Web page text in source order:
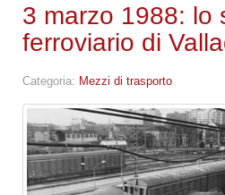
3 marzo 1988: lo
ferroviario di
Categoria: Mezzi di trasporto